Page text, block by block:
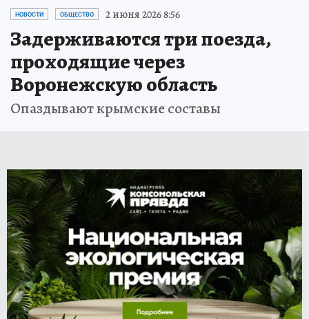
НОВОСТИ ОБЩЕСТВО 2 июня 2026 8:56
Задерживаются три поезда,
проходящие через
Воронежскую область
Опаздывают крымские составы